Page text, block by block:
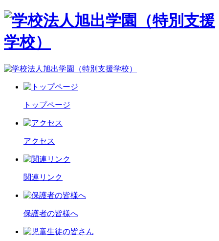
トップページ
アクセス
関連リンク
保護者の皆様へ